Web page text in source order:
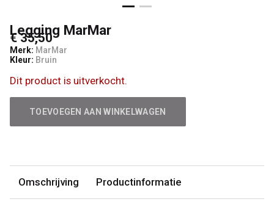
Legging MarMar
€ 35,50
Merk: MarMar
Kleur: Bruin
Dit product is uitverkocht.
TOEVOEGEN AAN WINKELWAGEN
Omschrijving Productinformatie